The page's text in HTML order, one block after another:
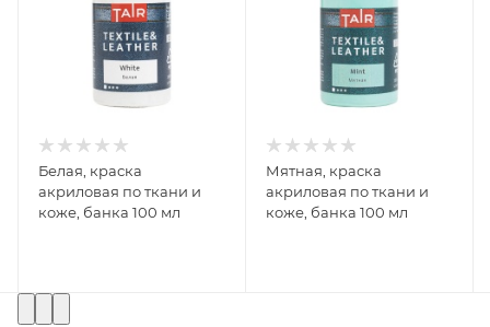
Белая, краска
акриловая по ткани и
коже, банка 100 мл
Мятная, краска
акриловая по ткани и
коже, банка 100 мл